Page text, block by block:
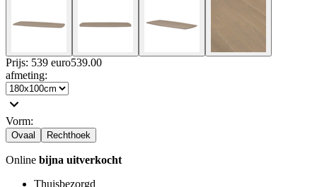
Prijs: 539 euro539.00
afmeting:
Vorm:
Ovaal Rechthoek
Online bijna uitverkocht
Thuisbezorgd